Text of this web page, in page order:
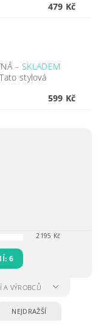
479 Kč
– SKLADEM
stylová
599 Kč
2195 Kč
6
A VÝROBCŮ
NEJDRAŽŠÍ